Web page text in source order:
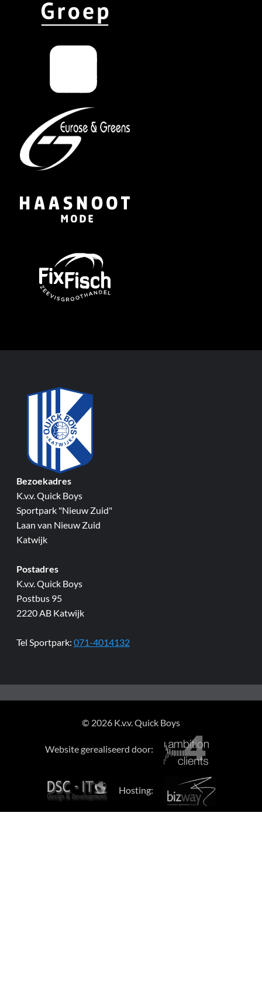
Bezoekadres
K.v.v. Quick Boys
Sportpark "Nieuw Zuid"
Laan van Nieuw Zuid
Katwijk
Postadres
K.v.v. Quick Boys
Postbus 95
2220 AB Katwijk
Tel Sportpark: 071-4014132
© 2026 K.v.v. Quick Boys
Website gerealiseerd door:
Hosting: